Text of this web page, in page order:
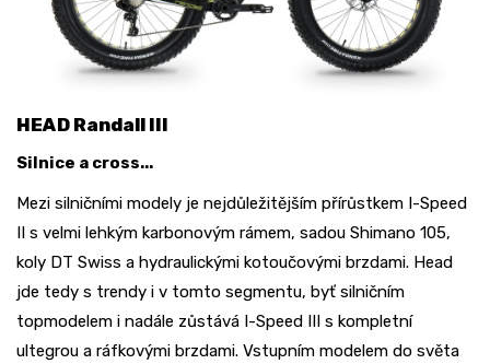
HEAD Randall III
Silnice a cross...
Mezi silničními modely je nejdůležitějším přírůstkem I-Speed
II s velmi lehkým karbonovým rámem, sadou Shimano 105,
koly DT Swiss a hydraulickými kotoučovými brzdami. Head
jde tedy s trendy i v tomto segmentu, byť silničním
topmodelem i nadále zůstává I-Speed III s kompletní
ultegrou a ráfkovými brzdami. Vstupním modelem do světa